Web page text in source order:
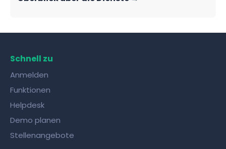
Schnell zu
Anmelden
Funktionen
Helpdesk
Demo planen
Stellenangebote